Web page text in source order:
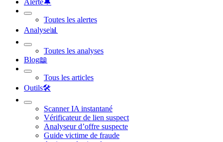
Alerte🔔︎
Toutes les alertes
Analyse📊︎
Toutes les analyses
Blog📖︎
Tous les articles
Outils🛠︎
Scanner IA instantané
Vérificateur de lien suspect
Analyseur d’offre suspecte
Guide victime de fraude